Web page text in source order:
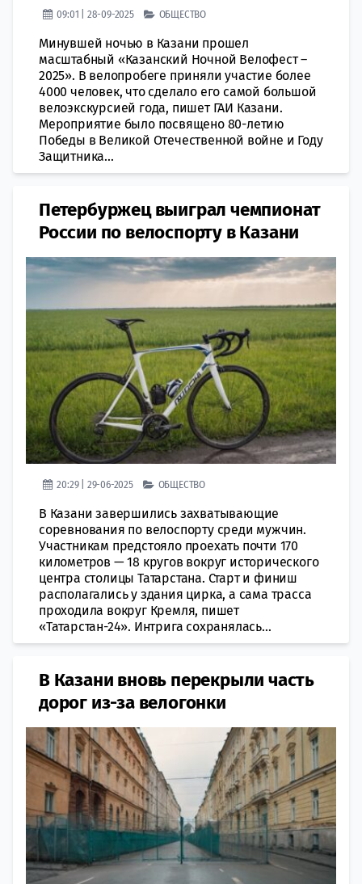
09:01 | 28-09-2025 ОБЩЕСТВО
Минувшей ночью в Казани прошел
масштабный «Казанский Ночной Велофест –
2025». В велопробеге приняли участие более
4000 человек, что сделало его самой большой
велоэкскурсией года, пишет ГАИ Казани.
Мероприятие было посвящено 80-летию
Победы в Великой Отечественной войне и Году
Защитника...
Петербуржец выиграл чемпионат
России по велоспорту в Казани
20:29 | 29-06-2025 ОБЩЕСТВО
В Казани завершились захватывающие
соревнования по велоспорту среди мужчин.
Участникам предстояло проехать почти 170
километров — 18 кругов вокруг исторического
центра столицы Татарстана. Старт и финиш
располагались у здания цирка, а сама трасса
проходила вокруг Кремля, пишет
«Татарстан-24». Интрига сохранялась...
В Казани вновь перекрыли часть
дорог из-за велогонки